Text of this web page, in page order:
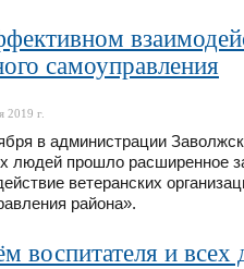
самоуправления
2019 г.
в администрации
людей прошло расширенное
ветеранских
района».
воспитателя и